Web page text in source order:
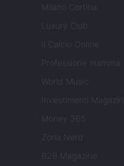
Milano Cortina
Luxury Club
Il Calcio Online
Professione mamma
World Music
Investimenti Magazine
Money 365
Zona Nerd
B2B Magazine